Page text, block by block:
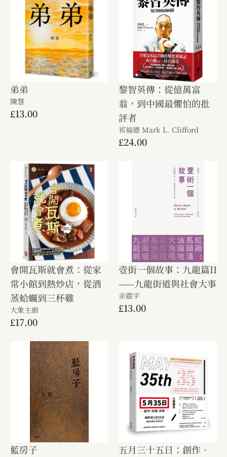
弟弟
陳慧
£13.00
黎智英傳：從億萬富
翁，到中國最懼怕的批
評者
祁福德 Mark L. Clifford
£24.00
會開瓦斯就會煮：從家
常小館到熱炒店，從酒
蒸蛤蠣到三杯雞
大象主廚
£17.00
壹街一個故事：九龍篇II
——九龍街道與社會大事
余震宇
£13.00
藍房子
五月三十五日：創作．